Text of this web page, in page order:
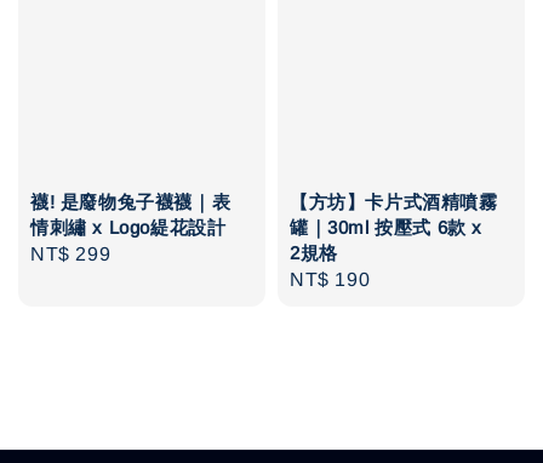
襪! 是廢物兔子襪襪｜表
情刺繡 x Logo緹花設計
Regular
NT$ 299
【方坊】卡片式酒精噴霧
罐｜30ml 按壓式 6款 x
2規格
Regular
NT$ 190